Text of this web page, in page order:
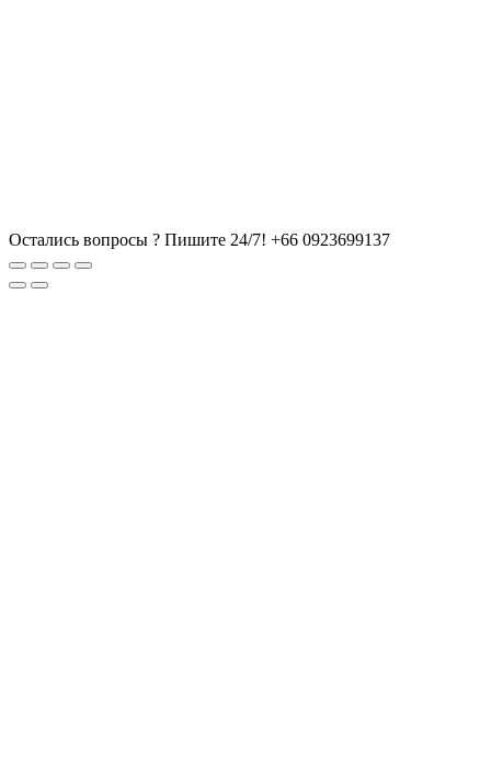
Остались вопросы ? Пишите 24/7! +66 0923699137